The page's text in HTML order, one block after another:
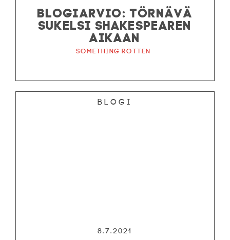
BLOGIARVIO: TÖRNÄVÄ
SUKELSI SHAKESPEAREN
AIKAAN
Something Rotten
Blogi
8.7.2021